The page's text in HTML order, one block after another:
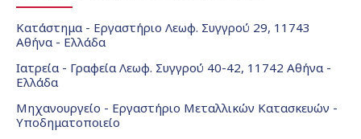
Κατάστημα - Εργαστήριο Λεωφ. Συγγρού 29, 11743
Αθήνα - Ελλάδα
Ιατρεία - Γραφεία Λεωφ. Συγγρού 40-42, 11742 Αθήνα -
Ελλάδα
Μηχανουργείο - Εργαστήριο Μεταλλικών Κατασκευών -
Υποδηματοποιείο